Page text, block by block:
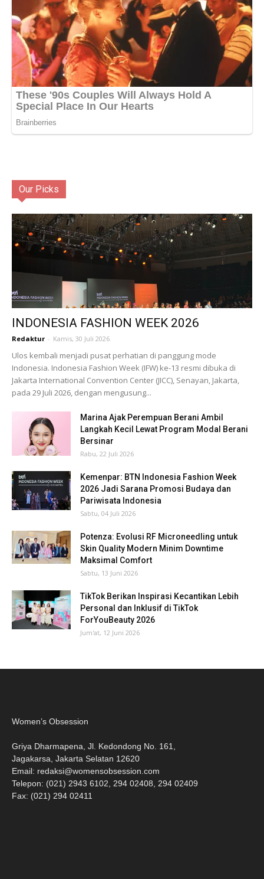
Our Picks
INDONESIA FASHION WEEK 2026
Redaktur - Kamis, 30 Juli 2026
Ulos kembali menjadi pusat perhatian di panggung mode
Indonesia. Indonesia Fashion Week (IFW) ke-13 resmi dibuka di
Jakarta International Convention Center (JICC), Senayan, Jakarta,
pada 29 Juli 2026, dengan mengusung...
Marina Ajak Perempuan Berani Ambil
Langkah Kecil Lewat Program Modal Berani
Bersinar
Rabu, 22 Juli 2026
Kemenpar: BTN Indonesia Fashion Week
2026 Jadi Sarana Promosi Budaya dan
Pariwisata Indonesia
Sabtu, 04 Juli 2026
Potenza: Evolusi RF Microneedling untuk
Skin Quality Modern Minim Downtime
Maksimal Comfort
Sabtu, 13 Juni 2026
TikTok Berikan Inspirasi Kecantikan Lebih
Personal dan Inklusif di TikTok
ForYouBeauty 2026
Jum'at, 12 Juni 2026
Women’s Obsession
Griya Dharmapena, Jl. Kedondong No. 161,
Jagakarsa, Jakarta Selatan 12620
Email: redaksi@womensobsession.com
Telepon: (021) 2943 6102, 294 02408, 294 02409
Fax: (021) 294 02411